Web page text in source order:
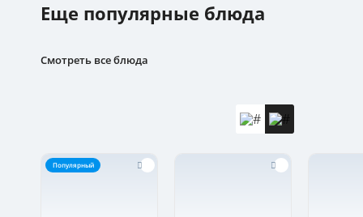
Еще популярные блюда
Смотреть все блюда
Популярный